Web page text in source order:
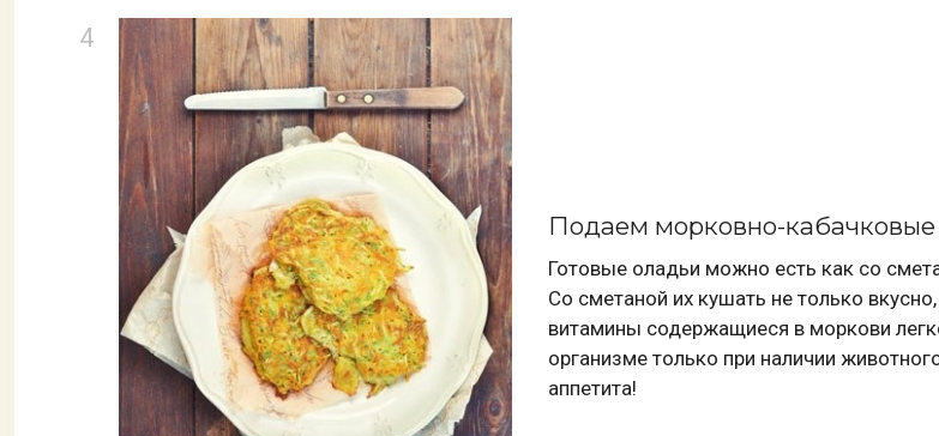
Подаем морковно-кабачковые
Готовые оладьи можно есть как со
Со сметаной их кушать не только
витамины содержащиеся в моркови
организме только при наличии
аппетита!